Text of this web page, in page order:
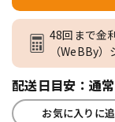
48回まで金
（WeBBy
配送日目安：通
お気に入りに